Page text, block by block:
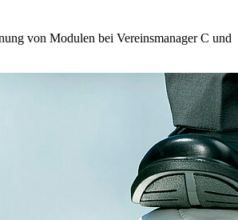
von Modulen bei Vereinsmanager C und